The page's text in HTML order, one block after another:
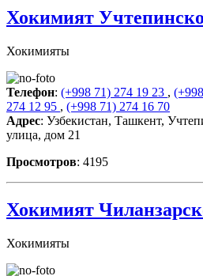
Хокимият
Хокимияты
Телефон: (+998 71) 274 19 23 ,
274 12 95 , (+998 71) 274 16 70
Адрес: Узбекистан, Ташкент,
улица, дом 21
Просмотров: 4195
Хокимият
Хокимияты